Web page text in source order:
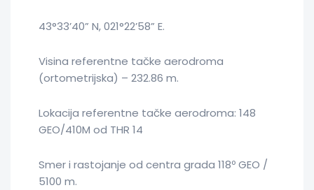
43°33’40” N, 021°22’58” E.
Visina referentne tačke aerodroma
(ortometrijska) – 232.86 m.
Lokacija referentne tačke aerodroma: 148
GEO/410M od THR 14
Smer i rastojanje od centra grada 118º GEO /
5100 m.